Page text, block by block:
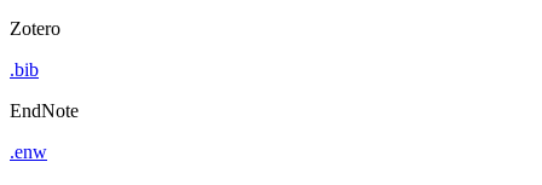
Zotero
.bib
EndNote
.enw